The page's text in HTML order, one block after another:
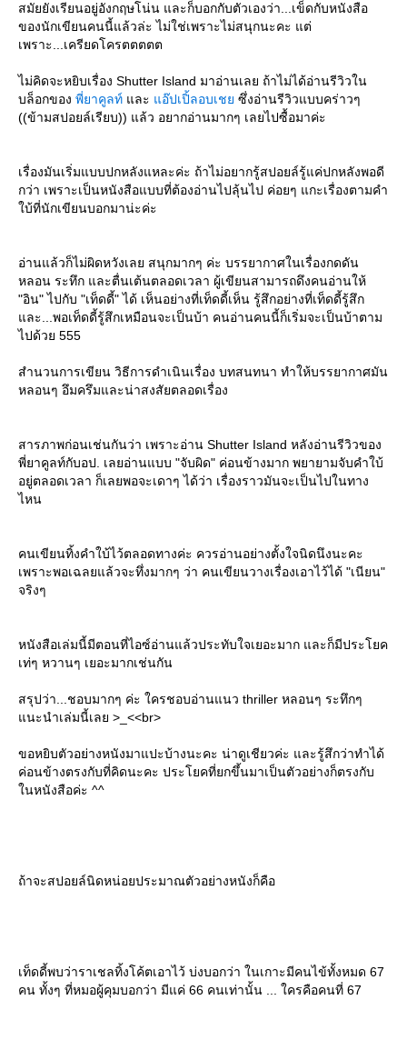
สมัยยังเรียนอยู่อังกฤษโน่น และก็บอกกับตัวเองว่า...เข็ดกับหนังสือ
ของนักเขียนคนนี้แล้วล่ะ ไม่ใช่เพราะไม่สนุกนะคะ แต่
เพราะ...เครียดโครตตตตต
ไม่คิดจะหยิบเรื่อง Shutter Island มาอ่านเลย ถ้าไม่ได้อ่านรีวิวใน
บล็อกของ พี่ยาคูลท์ ละ อ๊ปเปิ้ลอบเช ซึ่งอ่านรีวิวแบบคร่าวๆ
((ข้ามสปอยล์เรียบ)) แล้ว อยากอ่านมากๆ เลยไปซื้อมาค่ะ
เรื่องมันเริ่มแบบปกหลังแหละค่ะ ถ้าไม่อยากรู้สปอยล์รู้แค่ปกหลังพอดี
กว่า เพราะเป็นหนังสือแบบที่ต้องอ่านไปลุ้นไป ค่อยๆ แกะเรื่องตามคำ
บ้ที่นักเขียนบอกมาน่ะค่ะ
อ่านแล้วก็ไม่ผิดหวังเลย สนุกมากๆ ค่ะ บรรยากาศในเรื่องกดดัน
หลอน ระทึก และตื่นเต้นตลอดเวลา ผู้เขียนสามารถดึงคนอ่านให้
"อิน" ไปกับ "เท็ดดี้" ได้ เห็นอย่างที่เท็ดดี้เห็น รู้สึกอย่างที่เท็ดดี้รู้สึก
ละ...พอเท็ดดี้รู้สึกเหมือนจะเป็นบ้า คนอ่านคนนี้ก็เริ่มจะเป็นบ้าตาม
ไปด้วย 555
สำนวนการเขียน วิธีการดำเนินเรื่อง บทสนทนา ทำให้บรรยากาศมัน
หลอนๆ อึมครึมและน่าสงสัยตลอดเรื่อง
สารภาพก่อนเช่นกันว่า เพราะอ่าน Shutter Island หลังอ่านรีวิวของ
พี่ยาคูลท์กับอป. เลยอ่านแบบ "จับผิด" ค่อนข้างมาก พยายามจับคำใบ้
อยู่ตลอดเวลา ก็เลยพอจะเดาๆ ได้ว่า เรื่องราวมันจะเป็นไปในทาง
ไหน
คนเขียนทิ้งคำใบ้ไว้ตลอดทางค่ะ ควรอ่านอย่างตั้งใจนิดนึงนะคะ
เพราะพอเฉลยแล้วจะทึ่งมากๆ ว่า คนเขียนวางเรื่องเอาไว้ได้ "เนียน"
จริงๆ
หนังสือเล่มนี้มีตอนที่ไอซ์อ่านแล้วประทับใจเยอะมาก และก็มีประโยค
เท่ๆ หวานๆ เยอะมากเช่นกัน
สรุปว่า...ชอบมากๆ ค่ะ ใครชอบอ่านแนว thriller หลอนๆ ระทึกๆ
นะนำเล่มนี้เลย >_<<br>
ขอหยิบตัวอย่างหนังมาแปะบ้างนะคะ น่าดูเชียวค่ะ และรู้สึกว่าทำได้
ค่อนข้างตรงกับที่คิดนะคะ ประโยคที่ยกขึ้นมาเป็นตัวอย่างก็ตรงกับ
นหนังสือค่ะ ^^
ถ้าจะสปอยล์นิดหน่อยประมาณตัวอย่างหนังก็คือ
เท็ดดี้พบว่าราเชลทิ้งโค้ตเอาไว้ บ่งบอกว่า ในเกาะมีคนไข้ทั้งหมด 67
คน ทั้งๆ ที่หมอผู้คุมบอกว่า มีแค่ 66 คนเท่านั้น ... ใครคือคนที่ 67